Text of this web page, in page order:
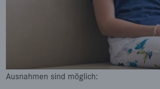
Ausnahmen sind möglich: